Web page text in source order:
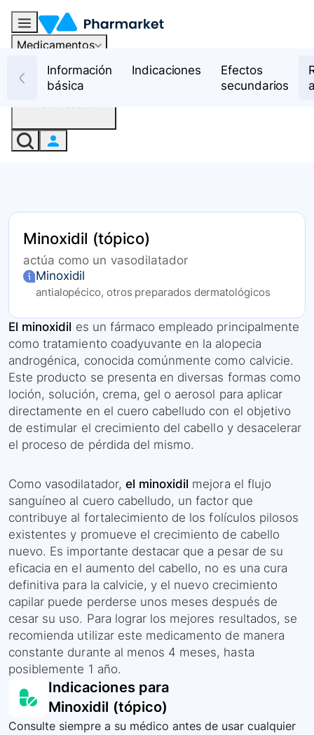
Medicamentos
RecursosInformación
básica
Indicaciones
Efectos
secundarios
Minoxidil (tópico)
actúa como un vasodilatador
Minoxidil
antialopécico, otros preparados dermatológicos
El minoxidil es un fármaco empleado principalmente
como tratamiento coadyuvante en la alopecia
androgénica, conocida comúnmente como calvicie.
Este producto se presenta en diversas formas como
loción, solución, crema, gel o aerosol para aplicar
directamente en el cuero cabelludo con el objetivo
de estimular el crecimiento del cabello y desacelerar
el proceso de pérdida del mismo.
Como vasodilatador, el minoxidil mejora el flujo
sanguíneo al cuero cabelludo, un factor que
contribuye al fortalecimiento de los folículos pilosos
existentes y promueve el crecimiento de cabello
nuevo. Es importante destacar que a pesar de su
eficacia en el aumento del cabello, no es una cura
definitiva para la calvicie, y el nuevo crecimiento
capilar puede perderse unos meses después de
cesar su uso. Para lograr los mejores resultados, se
recomienda utilizar este medicamento de manera
constante durante al menos 4 meses, hasta
posiblemente 1 año.
Indicaciones para
Minoxidil (tópico)
Consulte siempre a su médico antes de usar cualquier